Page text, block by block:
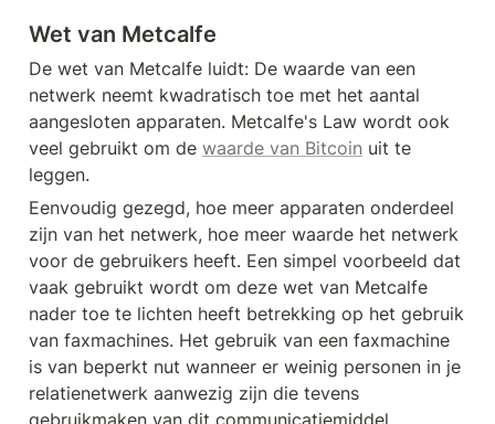
Wet van Metcalfe
De wet van Metcalfe luidt: De waarde van een
netwerk neemt kwadratisch toe met het aantal
aangesloten apparaten. Metcalfe's Law wordt ook
veel gebruikt om de waarde van Bitcoin uit te
leggen.
Eenvoudig gezegd, hoe meer apparaten onderdeel
zijn van het netwerk, hoe meer waarde het netwerk
voor de gebruikers heeft. Een simpel voorbeeld dat
vaak gebruikt wordt om deze wet van Metcalfe
nader toe te lichten heeft betrekking op het gebruik
van faxmachines. Het gebruik van een faxmachine
is van beperkt nut wanneer er weinig personen in je
relatienetwerk aanwezig zijn die tevens
gebruikmaken van dit communicatiemiddel.